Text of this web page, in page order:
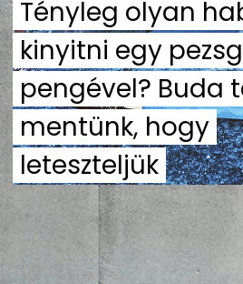
ZENE
IMPRESSZUM
PR-ARCHÍVUM
Tényleg olyan
kinyitni egy
pengével? Buda
mentünk, hogy
leteszteljük